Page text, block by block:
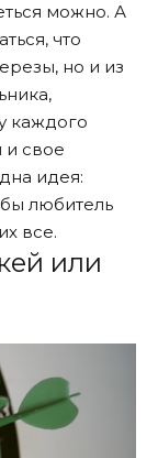
можно. А
что
но и из
каждого
и свое
идея:
любитель
все.
или